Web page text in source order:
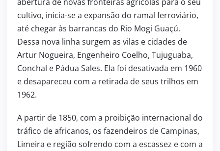
cultivo, inicia-se a expansão do ramal ferroviário,
até chegar às barrancas do Rio Mogi Guaçú.
Dessa nova linha surgem as vilas e cidades de
Artur Nogueira, Engenheiro Coelho, Tujuguaba,
Conchal e Pádua Sales. Ela foi desativada em 1960
e desapareceu com a retirada de seus trilhos em
1962.
A partir de 1850, com a proibição internacional do
tráfico de africanos, os fazendeiros de Campinas,
Limeira e região sofrendo com a escassez e com a